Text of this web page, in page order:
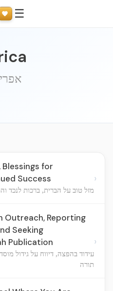
☰
Blessings for
Success
מזל טוב על הברית, ברכות לנכד
›
Outreach, Reporting
Seeking
Publication
עידוד בהפצה, דיווח על גידול
תורה
›